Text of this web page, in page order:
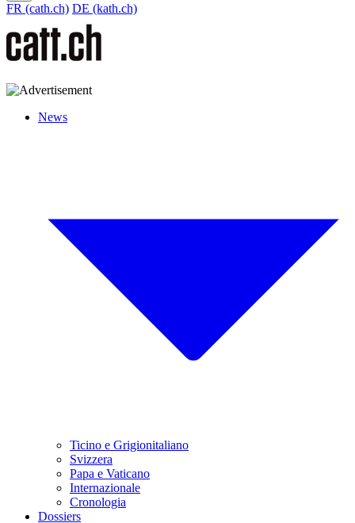
FR (cath.ch) DE (kath.ch)
News
Ticino e Grigionitaliano
Svizzera
Papa e Vaticano
Internazionale
Cronologia
Dossiers